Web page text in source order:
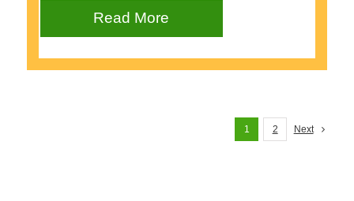
Read More
1 2 Next